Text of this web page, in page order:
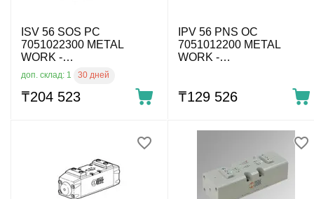
ISV 56 SOS PC
7051022300 METAL
WORK -
Пневмораспределитель
ISO 5599 эл. упр., 5/3 под
давл., ISO 1, без катуш.
доп. склад: 1 30 дней
₸204 523
IPV 56 PNS OC
7051012200 METAL
WORK -
5/3 выхлоп, ISO 1
₸129 526